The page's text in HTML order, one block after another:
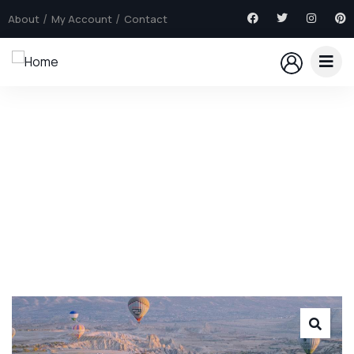
About My Account Contact